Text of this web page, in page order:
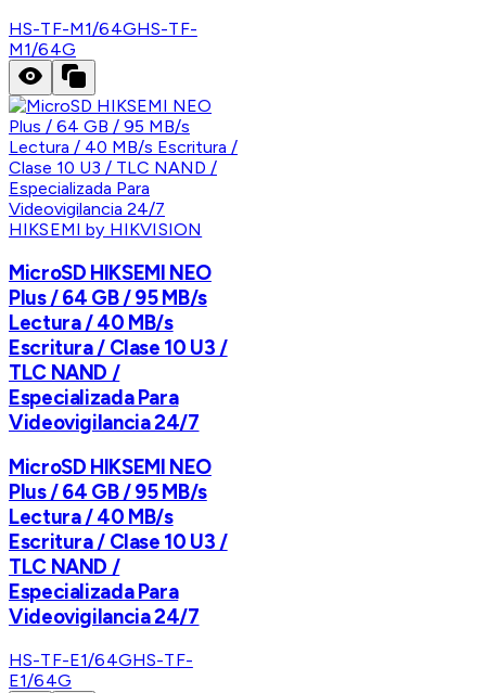
HS-TF-M1/64GHS-TF-
M1/64G
HIKSEMI by HIKVISION
MicroSD HIKSEMI NEO
Plus / 64 GB / 95 MB/s
Lectura / 40 MB/s
Escritura / Clase 10 U3 /
TLC NAND /
Especializada Para
Videovigilancia 24/7
MicroSD HIKSEMI NEO
Plus / 64 GB / 95 MB/s
Lectura / 40 MB/s
Escritura / Clase 10 U3 /
TLC NAND /
Especializada Para
Videovigilancia 24/7
HS-TF-E1/64GHS-TF-
E1/64G